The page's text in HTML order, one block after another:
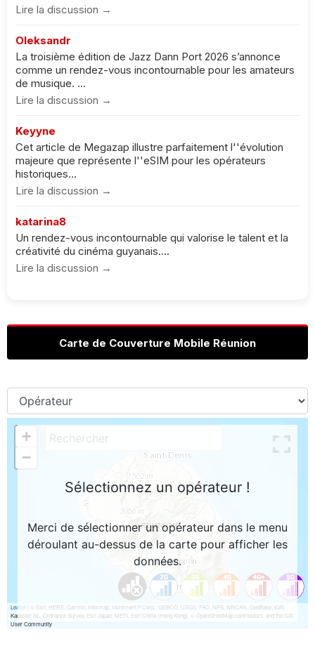
Lire la discussion →
Oleksandr
La troisième édition de Jazz Dann Port 2026 s’annonce
comme un rendez-vous incontournable pour les amateurs
de musique. ...
Lire la discussion →
Keyyne
Cet article de Megazap illustre parfaitement l''évolution
majeure que représente l''eSIM pour les opérateurs
historiques...
Lire la discussion →
katarina8
Un rendez-vous incontournable qui valorise le talent et la
créativité du cinéma guyanais....
Lire la discussion →
Carte de Couverture Mobile Réunion